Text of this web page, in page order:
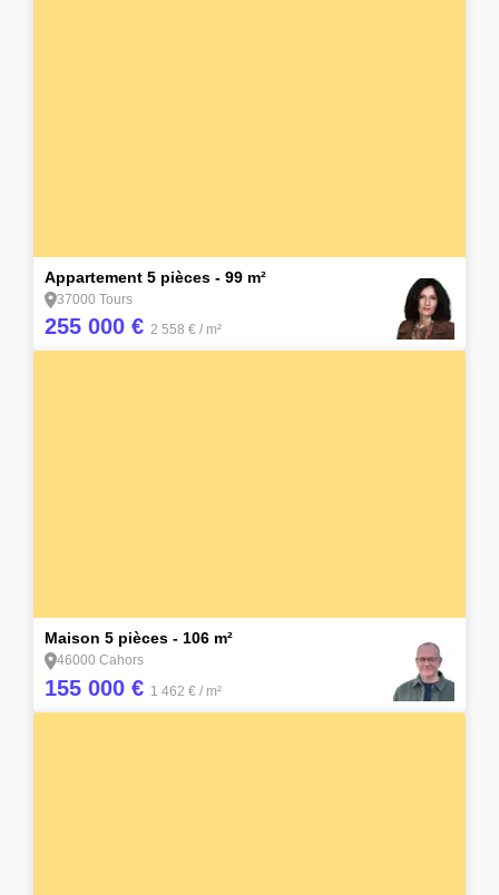
Appartement 5 pièces - 99 m²
37000 Tours
255 000 € 2 558 € / m²
Maison 5 pièces - 106 m²
46000 Cahors
155 000 € 1 462 € / m²